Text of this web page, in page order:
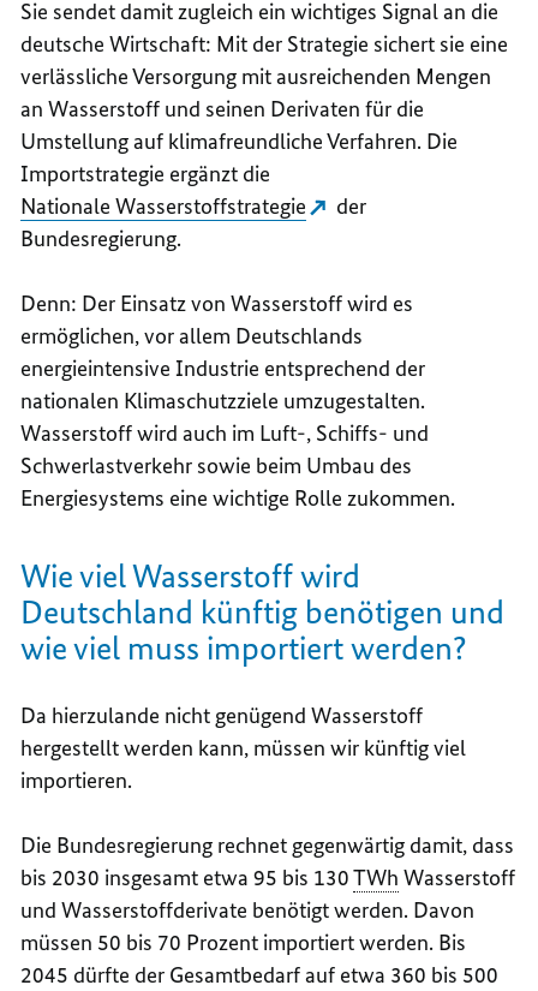
Sie sendet damit zugleich ein wichtiges Signal an die
deutsche Wirtschaft: Mit der Strategie sichert sie eine
verlässliche Versorgung mit ausreichenden Mengen
an Wasserstoff und seinen Derivaten für die
Umstellung auf klimafreundliche Verfahren. Die
Importstrategie ergänzt die
Nationale Wasserstoffstrategie
der
Bundesregierung.
Denn: Der Einsatz von Wasserstoff wird es
ermöglichen, vor allem Deutschlands
energieintensive Industrie entsprechend der
nationalen Klimaschutzziele umzugestalten.
Wasserstoff wird auch im Luft-, Schiffs- und
Schwerlastverkehr sowie beim Umbau des
Energiesystems eine wichtige Rolle zukommen.
Wie viel Wasserstoff wird
Deutschland künftig benötigen und
wie viel muss importiert werden?
Da hierzulande nicht genügend Wasserstoff
hergestellt werden kann, müssen wir künftig viel
importieren.
Die Bundesregierung rechnet gegenwärtig damit, dass
bis 2030 insgesamt etwa 95 bis 130TWh Wasserstoff
und Wasserstoffderivate benötigt werden. Davon
müssen 50 bis 70 Prozent importiert werden. Bis
2045 dürfte der Gesamtbedarf auf etwa 360 bis 500